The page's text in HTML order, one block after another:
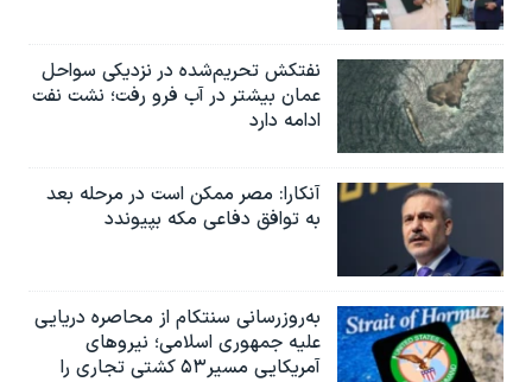
نفتکش تحریم‌شده در نزدیکی سواحل
عمان بیشتر در آب فرو رفت؛ نشت نفت
ادامه دارد
آنکارا: مصر ممکن است در مرحله بعد
به توافق دفاعی مکه بپیوندد
به‌روزرسانی سنتکام از محاصره دریایی
علیه جمهوری اسلامی؛ نیروهای
آمریکایی مسیر۵۳ کشتی تجاری را